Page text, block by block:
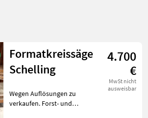
Formatkreissäge
Schelling
4.700
€
MwSt nicht
ausweisbar
Wegen Auflösungen zu
verkaufen. Forst- und